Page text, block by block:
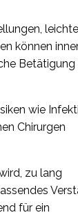
leichte
können
wie
Chirurgen
zu lang
für ein